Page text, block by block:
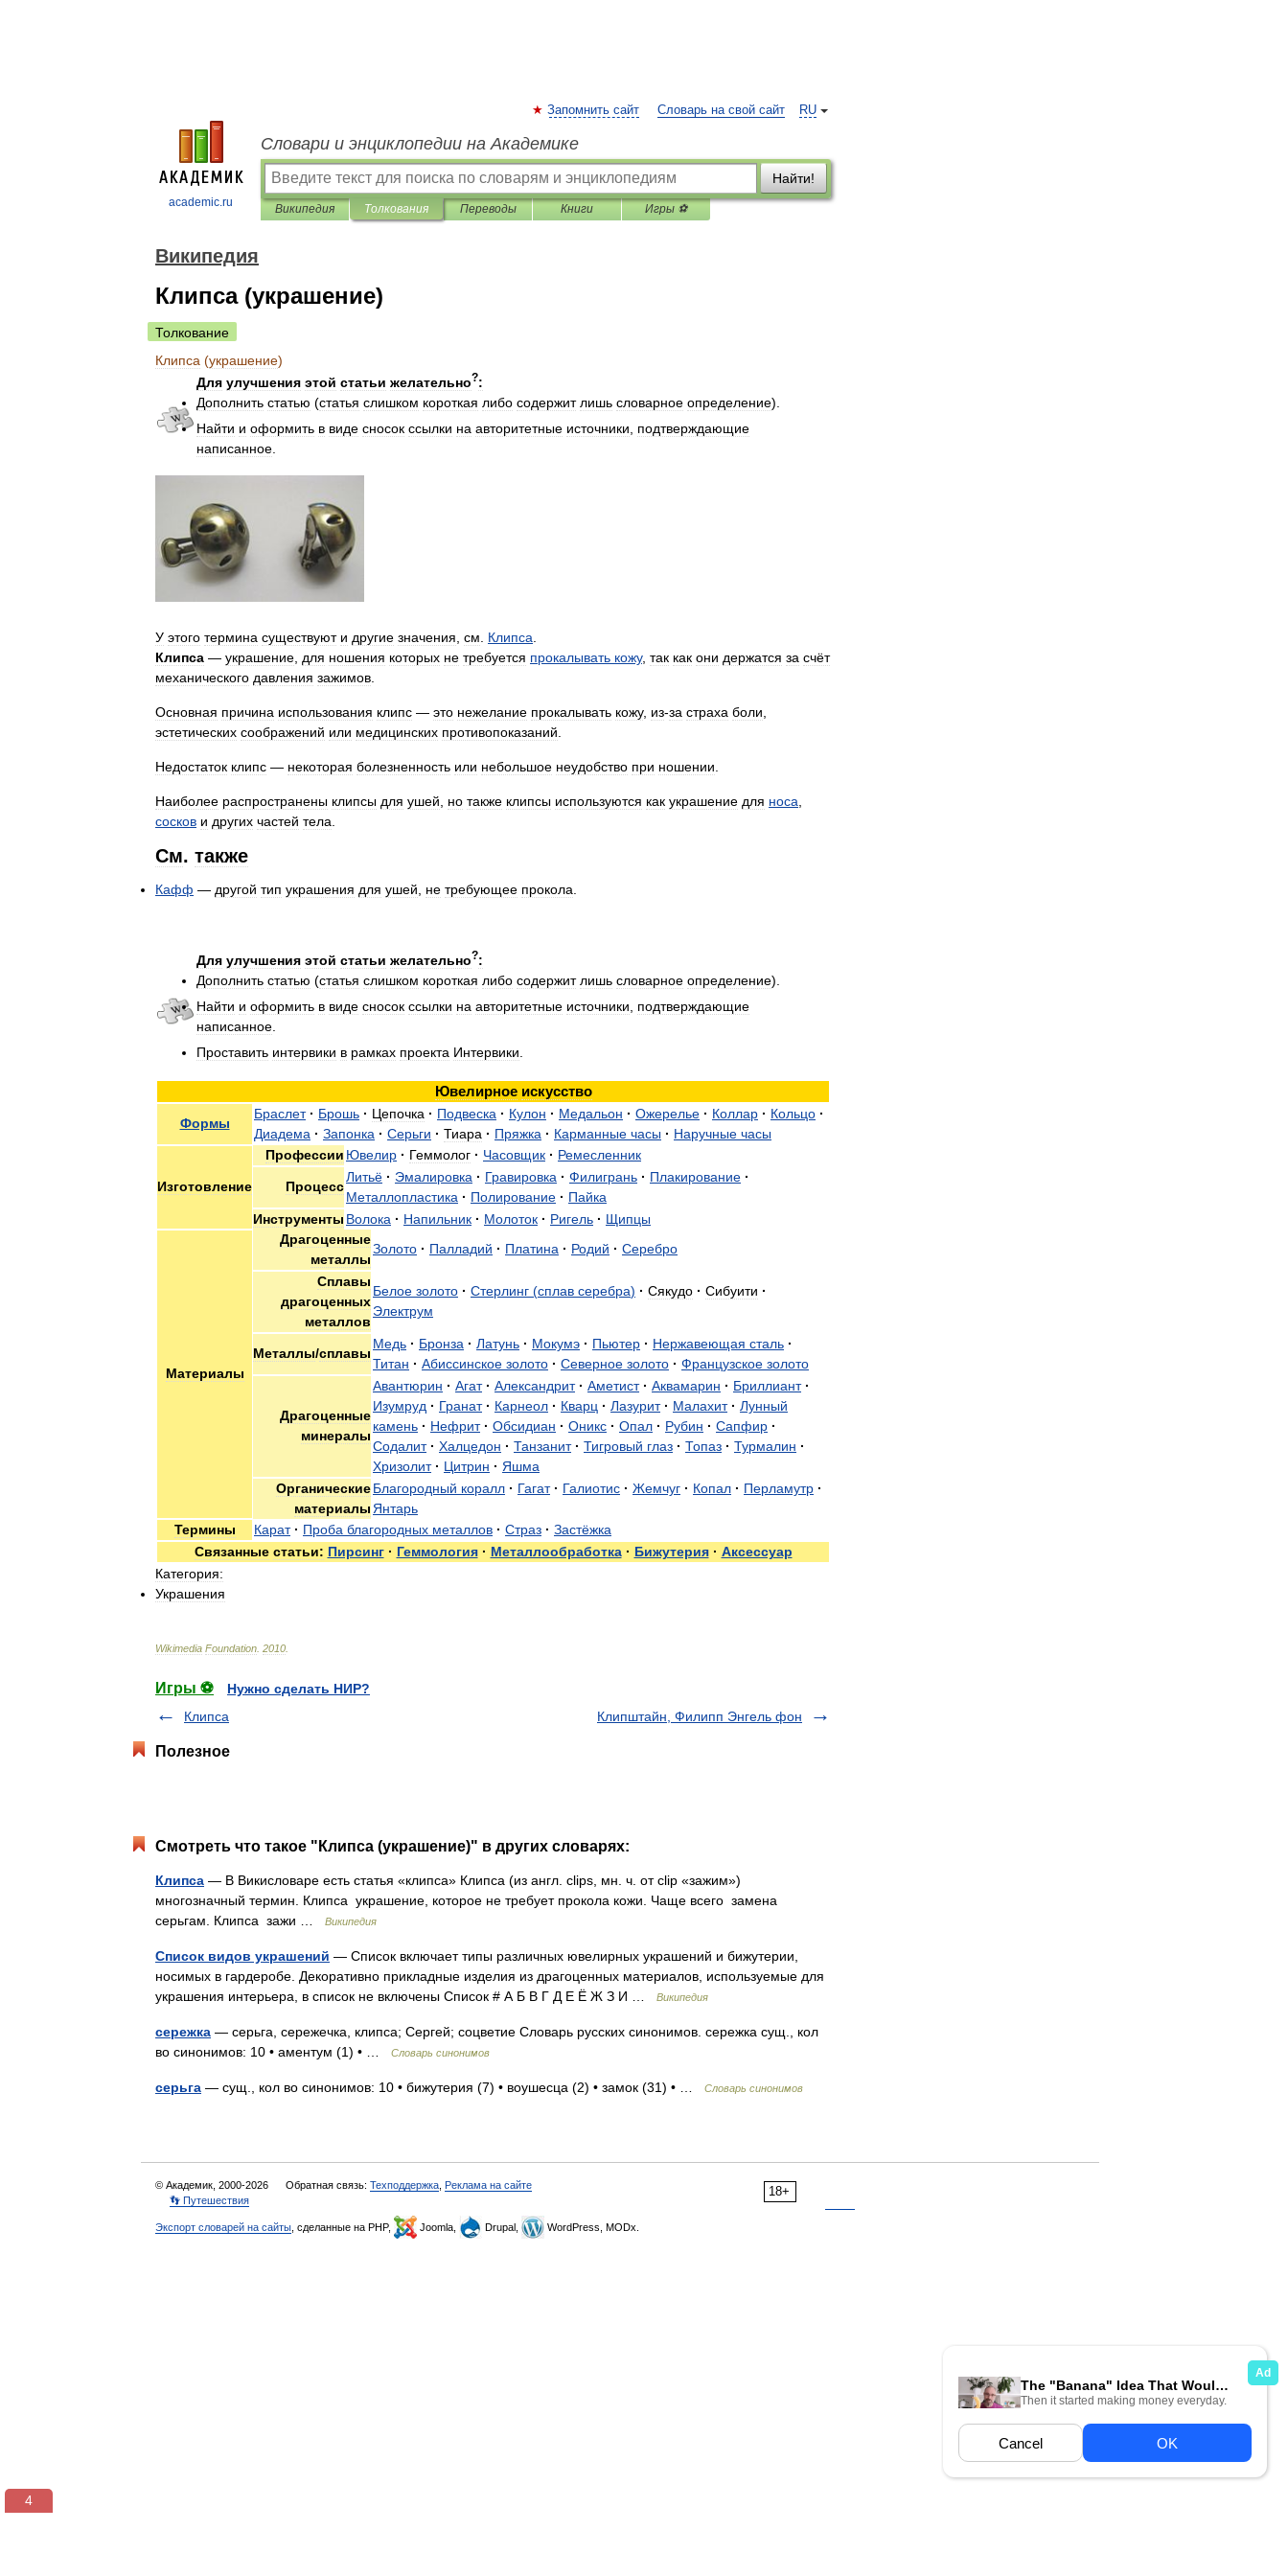
academic.ru
RU
Запомнить сайт Словарь на свой сайт
Словари и энциклопедии на Академике
Найти!
Википедия Толкования Переводы Книги Игры ⚽
Википедия
Клипса (украшение)
Толкование
Клипса (украшение)
Для улучшения этой статьи желательно?:
Дополнить статью (статья слишком короткая либо содержит лишь словарное определение).
Найти и оформить в виде сносок ссылки на авторитетные источники
подтверждающие
написанное
У этого термина существуют и другие значения см Клипса
Клипса — украшение для ношения которых не требуется прокалывать кожу, так как они держатся за счёт
механического давления зажимов
Основная причина использования клипс — это нежелание прокалывать кожу, из-за страха боли
эстетических соображений или медицинских противопоказаний
Недостаток клипс — некоторая болезненность или небольшое неудобство при ношении
Наиболее распространены клипсы для ушей но также клипсы используются как украшение для носа
сосков и других частей тела
См. также
Кафф — другой тип украшения для ушей не требующее прокола
Для улучшения этой статьи желательно?:
Дополнить статью (статья слишком короткая либо содержит лишь словарное определение).
Найти и оформить в виде сносок ссылки на авторитетные источники
подтверждающие
написанное
Проставить интервики в рамках проекта Интервики
Ювелирное искусство
Формы
Браслет· Брошь · Цепочка · Подвеска · Кулон · Медальон · Ожерелье · Коллар · Кольцо ·
Диадема · Запонка · Серьги · Тиара · Пряжка · Карманные часы · Наручные часы
Изготовление
Профессии Ювелир · Геммолог · Часовщик · Ремесленник
Процесс
Литьё · Эмалировка · Гравировка · Филигрань · Плакирование ·
Металлопластика · Полирование · Пайка
Инструменты Волока · Напильник · Молоток · Ригель · Щипцы
Материалы
Драгоценные
металлы
Золото · Палладий · Платина · Родий · Серебро
Сплавы
драгоценных
металлов
Белое золото · Стерлинг (сплав серебра) · Сякудо · Сибуити ·
Электрум
Металлы/сплавы
Медь · Бронза · Латунь · Мокумэ · Пьютер · Нержавеющая сталь ·
Титан · Абиссинское золото · Северное золото · Французское золото
Драгоценные
минералы
Авантюрин · Агат· Александрит· Аметист· Аквамарин · Бриллиант·
Изумруд · Гранат· Карнеол · Кварц · Лазурит· Малахит· Лунный
камень · Нефрит· Обсидиан · Оникс · Опал · Рубин · Сапфир ·
Содалит· Халцедон · Танзанит· Тигровый глаз · Топаз · Турмалин ·
Хризолит· Цитрин · Яшма
Органические
материалы
Благородный коралл · Гагат· Галиотис · Жемчуг · Копал · Перламутр ·
Янтарь
Термины
Карат· Проба благородных металлов · Страз · Застёжка
Связанные статьи: Пирсинг· Геммология· Металлообработка· Бижутерия· Аксессуар
Категория:
Украшения
Wikimedia Foundation 2010
Игры ⚽
Нужно сделать НИР?
Клипса
Клипштайн, Филипп Энгель фон
Полезное
Смотреть что такое "Клипса (украшение)" в других словарях:
Клипса — В Викисловаре есть статья «клипса» Клипса (из англ. clips, мн. ч. от clip «зажим»)
многозначный термин. Клипса украшение, которое не требует прокола кожи. Чаще всего замена
серьгам. Клипса зажи …
Википедия
Список видов украшений — Список включает типы различных ювелирных украшений и бижутерии,
носимых в гардеробе. Декоративно прикладные изделия из драгоценных материалов, используемые для
украшения интерьера, в список не включены Список # А Б В Г Д Е Ё Ж З И …
Википедия
сережка — серьга, сережечка, клипса; Сергей; соцветие Словарь русских синонимов. сережка сущ., кол
во синонимов: 10 • аментум (1) • …
Словарь синонимов
серьга — сущ., кол во синонимов: 10 • бижутерия (7) • воушесца (2) • замок (31) • … Словарь синонимов
18+
© Академик, 2000-2026 Обратная связь: Техподдержка Реклама на сайте
👣 Путешествия
Экспорт словарей на сайты , сделанные на PHP, Joomla, Drupal, WordPress, MODx.
4